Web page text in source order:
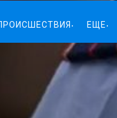
ЕЩЕ